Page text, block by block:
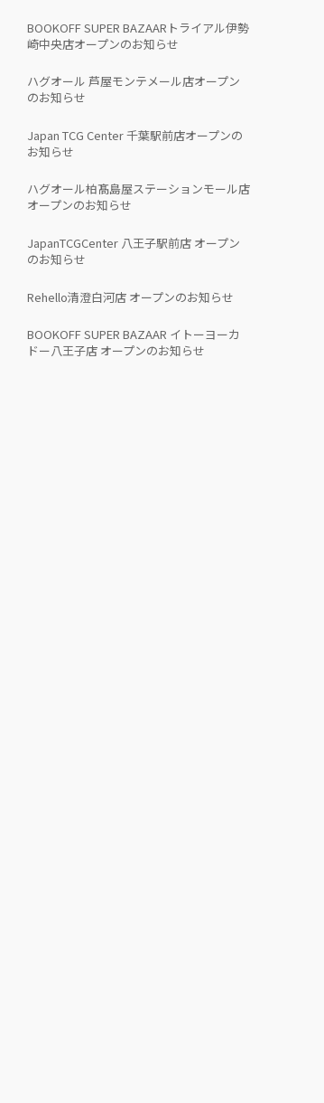
BOOKOFF SUPER BAZAARトライアル伊勢
崎中央店オープンのお知らせ
ハグオール 芦屋モンテメール店オープン
のお知らせ
Japan TCG Center 千葉駅前店オープンの
お知らせ
ハグオール柏髙島屋ステーションモール店
オープンのお知らせ
JapanTCGCenter 八王子駅前店 オープン
のお知らせ
Rehello清澄白河店 オープンのお知らせ
BOOKOFF SUPER BAZAAR イトーヨーカ
ドー八王子店 オープンのお知らせ